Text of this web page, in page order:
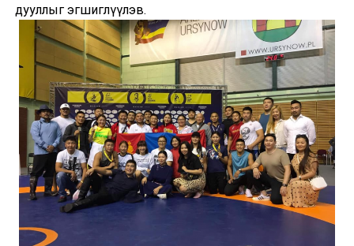
дууллыг эгшиглүүлэв.